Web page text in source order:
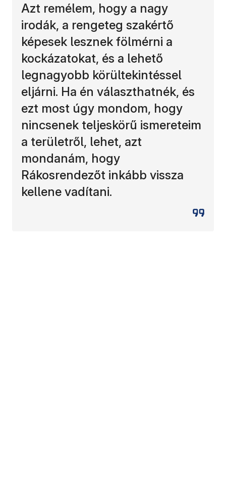
Azt remélem, hogy a nagy
irodák, a rengeteg szakértő
képesek lesznek fölmérni a
kockázatokat, és a lehető
legnagyobb körültekintéssel
eljárni. Ha én választhatnék, és
ezt most úgy mondom, hogy
nincsenek teljeskörű ismereteim
a területről, lehet, azt
mondanám, hogy
Rákosrendezőt inkább vissza
kellene vadítani.